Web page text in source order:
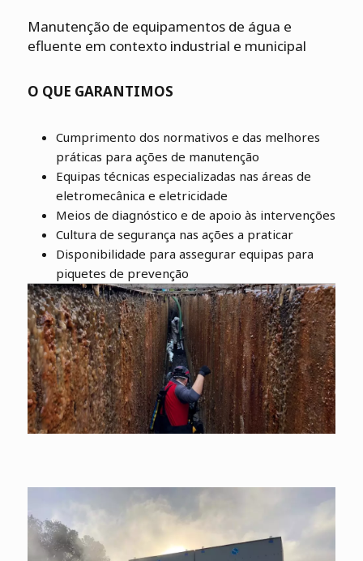
Manutenção de equipamentos de água e
efluente em contexto industrial e municipal
O QUE GARANTIMOS
Cumprimento dos normativos e das melhores
práticas para ações de manutenção
Equipas técnicas especializadas nas áreas de
eletromecânica e eletricidade
Meios de diagnóstico e de apoio às intervenções
Cultura de segurança nas ações a praticar
Disponibilidade para assegurar equipas para
piquetes de prevenção